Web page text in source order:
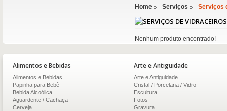
Home Serviços Serviços
Nenhum produto encontrado!
Alimentos e Bebidas
Alimentos e Bebidas
Papinha para Bebê
Bebida Alcoólica
Aguardente / Cachaça
Cerveja
Arte e Antiguidade
Arte e Antiguidade
Cristal / Porcelana / Vidro
Escultura
Fotos
Gravura